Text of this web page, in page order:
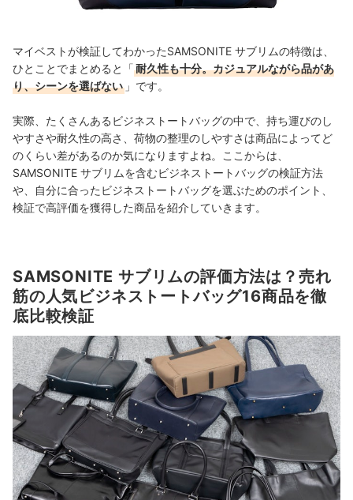
マイベストが検証してわかったSAMSONITE サブリムの特徴は、
ひとことでまとめると「耐久性も十分。カジュアルながら品があ
り、シーンを選ばない 」です。
実際、たくさんあるビジネストートバッグの中で、持ち運びのし
やすさや耐久性の高さ、荷物の整理のしやすさは商品によってど
のくらい差があるのか気になりますよね。ここからは、
SAMSONITE サブリムを含むビジネストートバッグの検証方法
や、自分に合ったビジネストートバッグを選ぶためのポイント、
検証で高評価を獲得した商品を紹介していきます。
SAMSONITE サブリムの評価方法は？売れ
筋の人気ビジネストートバッグ16商品を徹
底比較検証